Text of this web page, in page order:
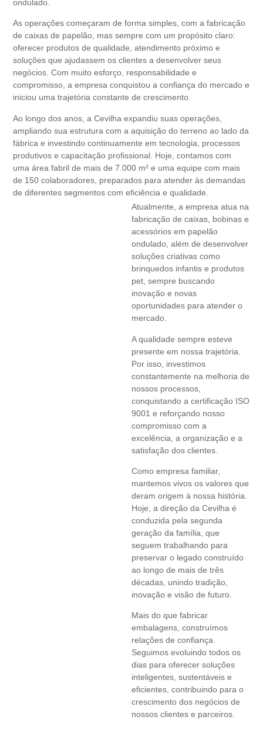
ondulado.
As operações começaram de forma simples, com a fabricação
de caixas de papelão, mas sempre com um propósito claro:
oferecer produtos de qualidade, atendimento próximo e
soluções que ajudassem os clientes a desenvolver seus
negócios. Com muito esforço, responsabilidade e
compromisso, a empresa conquistou a confiança do mercado e
iniciou uma trajetória constante de crescimento.
Ao longo dos anos, a Cevilha expandiu suas operações,
ampliando sua estrutura com a aquisição do terreno ao lado da
fábrica e investindo continuamente em tecnologia, processos
produtivos e capacitação profissional. Hoje, contamos com
uma área fabril de mais de 7.000 m² e uma equipe com mais
de 150 colaboradores, preparados para atender às demandas
de diferentes segmentos com eficiência e qualidade.
Atualmente, a empresa atua na
fabricação de caixas, bobinas e
acessórios em papelão
ondulado, além de desenvolver
soluções criativas como
brinquedos infantis e produtos
pet, sempre buscando
inovação e novas
oportunidades para atender o
mercado.
A qualidade sempre esteve
presente em nossa trajetória.
Por isso, investimos
constantemente na melhoria de
nossos processos,
conquistando a certificação ISO
9001 e reforçando nosso
compromisso com a
excelência, a organização e a
satisfação dos clientes.
Como empresa familiar,
mantemos vivos os valores que
deram origem à nossa história.
Hoje, a direção da Cevilha é
conduzida pela segunda
geração da família, que
seguem trabalhando para
preservar o legado construído
ao longo de mais de três
décadas, unindo tradição,
inovação e visão de futuro.
Mais do que fabricar
embalagens, construímos
relações de confiança.
Seguimos evoluindo todos os
dias para oferecer soluções
inteligentes, sustentáveis e
eficientes, contribuindo para o
crescimento dos negócios de
nossos clientes e parceiros.